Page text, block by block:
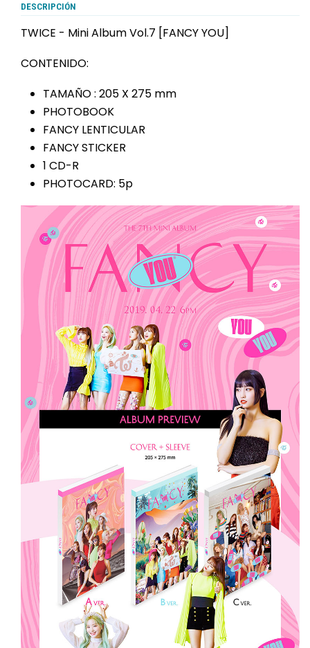
DESCRIPCIÓN
TWICE - Mini Album Vol.7 [FANCY YOU]
CONTENIDO:
TAMAÑO : 205 X 275 mm
PHOTOBOOK
FANCY LENTICULAR
FANCY STICKER
1 CD-R
PHOTOCARD: 5p